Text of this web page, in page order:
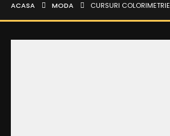
ACASA MODA CURSURI COLORIMETRIE